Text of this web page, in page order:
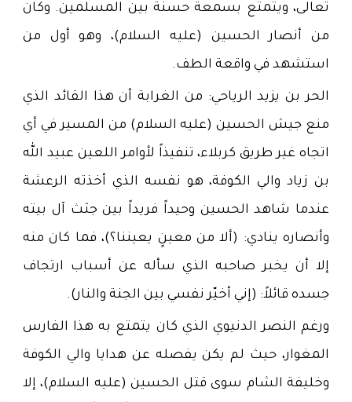
تعالى، ويتمتع بسمعة حسنة بين المسلمين. وكان
من أنصار الحسين (عليه السلام)، وهو أول من
استشهد في واقعة الطف.
الحر بن يزيد الرياحي: من الغرابة أن هذا القائد الذي
منع جيش الحسين (عليه السلام) من المسير في أي
اتجاه غير طريق كربلاء، تنفيذاً لأوامر اللعين عبيد الله
بن زياد والي الكوفة، هو نفسه الذي أخذته الرعشة
عندما شاهد الحسين وحيداً فريداً بين جثث آل بيته
وأنصاره ينادي: (ألا من معينٍ يعيننا؟)، فما كان منه
إلا أن يخبر صاحبه الذي سأله عن أسباب ارتجاف
جسده قائلاً: (إني أخيّر نفسي بين الجنة والنار).
ورغم النصر الدنيوي الذي كان يتمتع به هذا الفارس
المغوار، حيث لم يكن يفصله عن هدايا والي الكوفة
وخليفة الشام سوى قتل الحسين (عليه السلام)، إلا